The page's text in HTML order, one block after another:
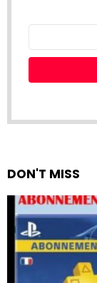
DON'T MISS